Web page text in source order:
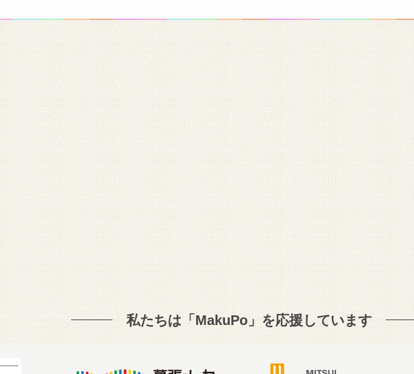
私たちは「MakuPo」を応援しています